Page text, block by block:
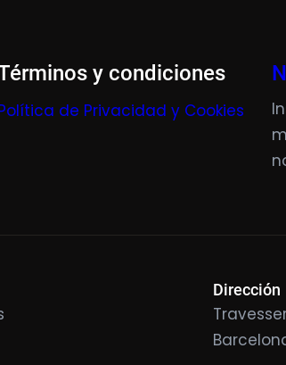
y condiciones
de Privacidad y Cookies
Dirección